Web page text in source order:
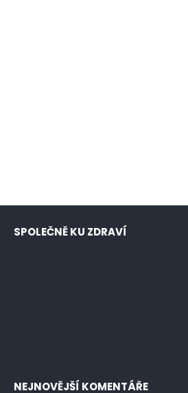
SPOLEČNĚ KU ZDRAVÍ
NEJNOVĚJŠÍ KOMENTÁŘE